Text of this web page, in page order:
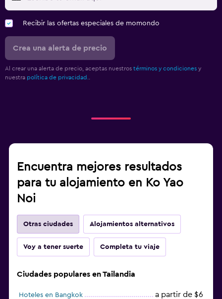
Recibir las ofertas especiales de momondo
Crea una alerta de precio
Al crear una alerta de precio, aceptas nuestros términos y condiciones y
nuestra política de privacidad.
Encuentra mejores resultados
para tu alojamiento en Ko Yao
Noi
Otras ciudades Alojamientos alternativos
Voy a tener suerte Completa tu viaje
Ciudades populares en Tailandia
Hoteles en Bangkok a partir de $6